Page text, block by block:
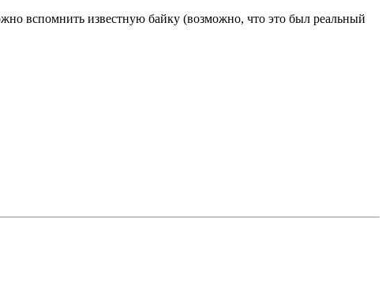
вспомнить известную байку (возможно, что это был реальный